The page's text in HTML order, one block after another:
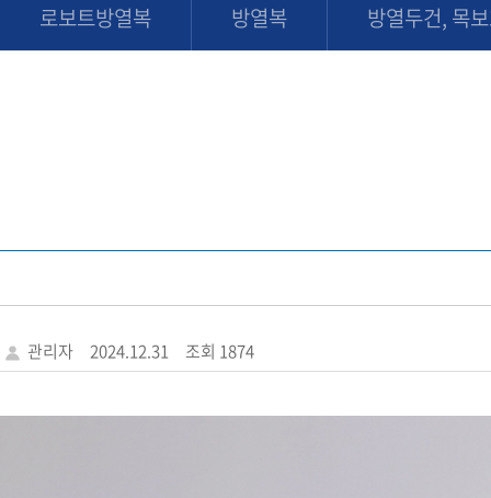
로보트방열복 방열복 방열두건, 목
관리자 2024.12.31 조회 1874